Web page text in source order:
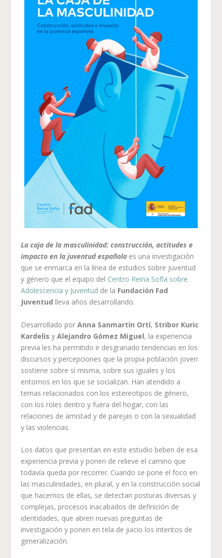
La caja de la masculinidad: construcción, actitudes e
impacto en la juventud española es una investigación
que se enmarca en la línea de estudios sobre juventud
y género que el equipo del Centro Reina Sofía sobre
Adolescencia y Juventud de la Fundación Fad
Juventud lleva años desarrollando.
Desarrollado porAnna Sanmartín Ortí, Stribor Kuric
Kardelis yAlejandro Gómez Miguel, la experiencia
previa les ha permitido ir desgranado tendencias en los
discursos y percepciones que la propia población joven
sostiene sobre sí misma, sobre sus iguales y los
entornos en los que se socializan. Han atendido a
temas relacionados con los estereotipos de género,
con los roles dentro y fuera del hogar, con las
relaciones de amistad y de parejas o con la sexualidad
y las violencias.
Los datos que presentan en este estudio beben de esa
experiencia previa y ponen de relieve el camino que
todavía queda por recorrer. Cuando se pone el foco en
las masculinidades, en plural, y en la construcción social
que hacemos de ellas, se detectan posturas diversas y
complejas, procesos inacabados de definición de
identidades, que abren nuevas preguntas de
investigación y ponen en tela de juicio los intentos de
generalización.